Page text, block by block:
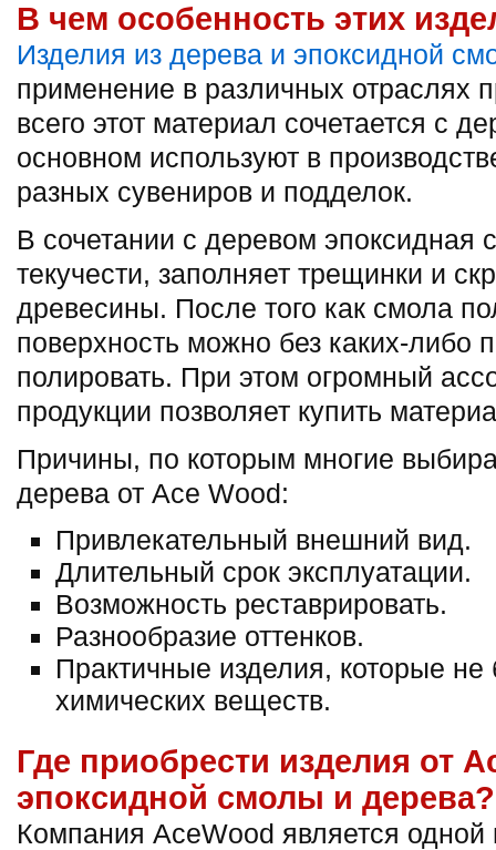
В чем особенность этих
Изделия из дерева и эпоксидной
применение в различных отраслях
всего этот материал сочетается с
основном используют в
разных сувениров и подделок.
В сочетании с деревом эпоксидная
текучести, заполняет трещинки и
древесины. После того как смола
поверхность можно без каких-
полировать. При этом огромный
продукции позволяет купить
Причины, по которым многие
дерева от Ace Wood:
Привлекательный внешний вид.
Длительный срок эксплуатации.
Возможность реставрировать.
Разнообразие оттенков.
Практичные изделия, которые не
химических веществ.
Где приобрести изделия от
эпоксидной смолы и дерева?
Компания AceWood является